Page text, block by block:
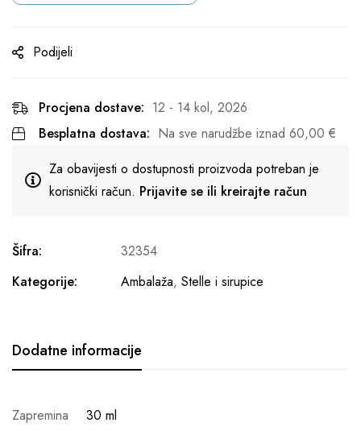
Podijeli
Procjena dostave: 12 - 14 kol, 2026
Besplatna dostava: Na sve narudžbe iznad 60,00 €
Za obavijesti o dostupnosti proizvoda potreban je
korisnički račun. Prijavite se ili kreirajte račun
Šifra:
32354
Kategorije:
Ambalaža, Stelle i sirupice
Dodatne informacije
Zapremina
30 ml